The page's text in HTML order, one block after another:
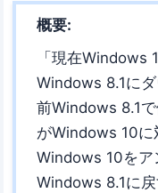
概要:
「現在Windows
Windows 8.1に
前Windows 8.1
がWindows 10に
Windows 10をア
Windows 8.1に戻